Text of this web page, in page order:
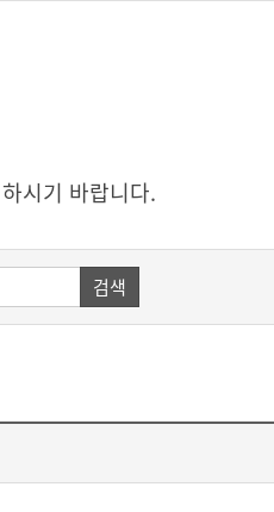
시기 바랍니다.
검색